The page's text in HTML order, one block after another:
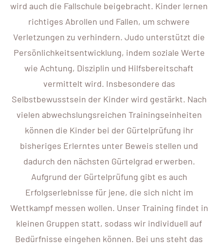
wird auch die Fallschule beigebracht. Kinder lernen
richtiges Abrollen und Fallen, um schwere
Verletzungen zu verhindern. Judo unterstützt die
Persönlichkeitsentwicklung, indem soziale Werte
wie Achtung, Disziplin und Hilfsbereitschaft
vermittelt wird. Insbesondere das
Selbstbewusstsein der Kinder wird gestärkt. Nach
vielen abwechslungsreichen Trainingseinheiten
können die Kinder bei der Gürtelprüfung ihr
bisheriges Erlerntes unter Beweis stellen und
dadurch den nächsten Gürtelgrad erwerben.
Aufgrund der Gürtelprüfung gibt es auch
Erfolgserlebnisse für jene, die sich nicht im
Wettkampf messen wollen. Unser Training findet in
kleinen Gruppen statt, sodass wir individuell auf
Bedürfnisse eingehen können. Bei uns steht das